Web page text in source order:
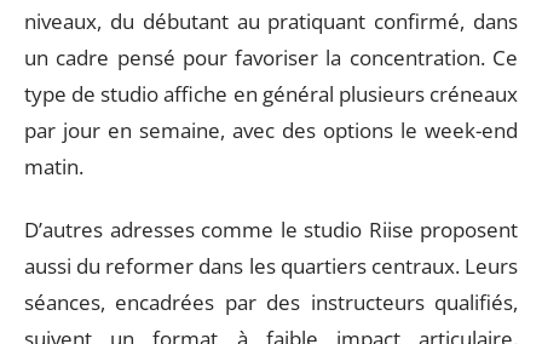
niveaux, du débutant au pratiquant confirmé, dans
un cadre pensé pour favoriser la concentration. Ce
type de studio affiche en général plusieurs créneaux
par jour en semaine, avec des options le week-end
matin.
D’autres adresses comme le studio Riise proposent
aussi du reformer dans les quartiers centraux. Leurs
séances, encadrées par des instructeurs qualifiés,